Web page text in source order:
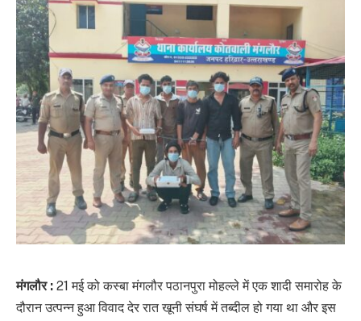
मंगलौर : 21 मई को कस्बा मंगलौर पठानपुरा मोहल्ले में एक शादी समारोह के
दौरान उत्पन्न हुआ विवाद देर रात खूनी संघर्ष में तब्दील हो गया था और इस